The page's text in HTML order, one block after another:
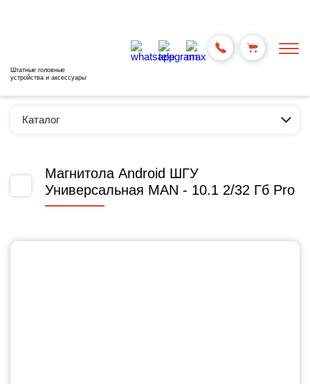
Штатные головные
устройства и аксессуары
Каталог
Магнитола Android ШГУ
Универсальная MAN - 10.1 2/32 Гб Pro